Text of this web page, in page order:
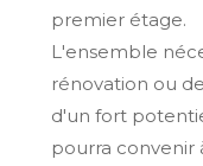
premier étage.
L'ensemble
rénovation ou
d'un fort
pourra convenir